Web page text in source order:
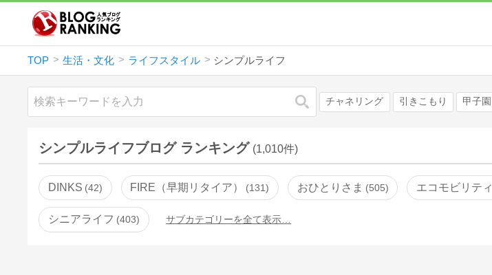
TOP 生活・文化 ライフスタイル シンプルライフ
検索 チャネリング 引きこもり 甲子園
シンプルライフブログ ランキング (1,010件)
DINKS 42 FIRE（早期リタイア） 131 おひとりさま 505 エコモビリティ
シニアライフ 403 サブカテゴリーを全て表示…